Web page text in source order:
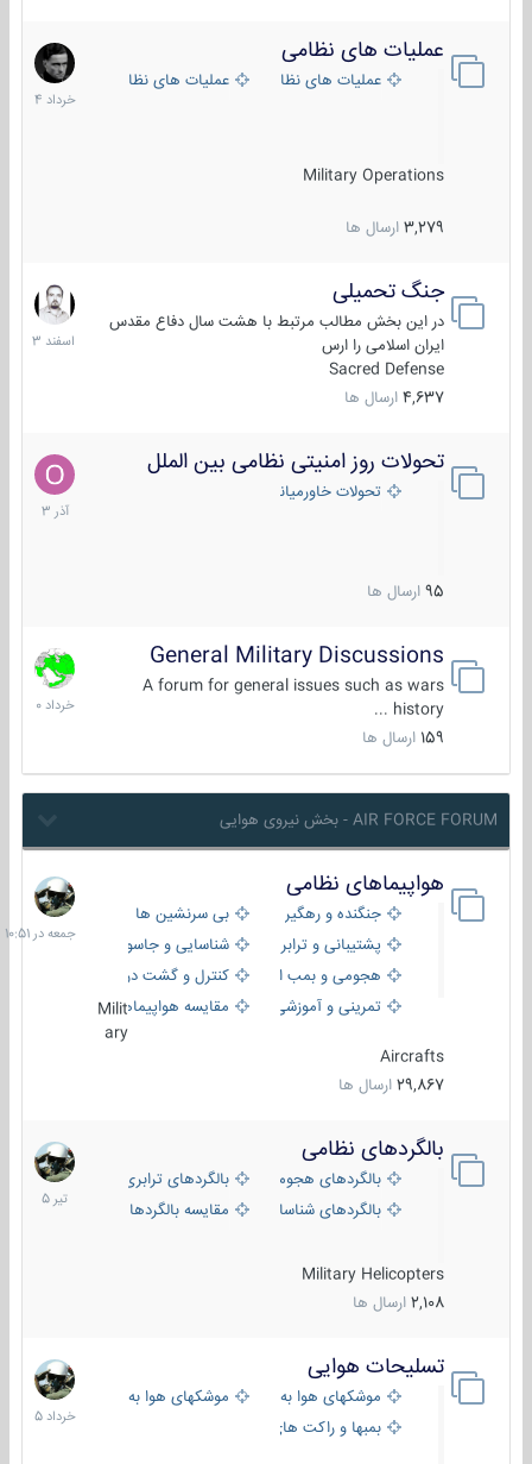
عملیات های نظامی
عملیات های نظامی ایرانعملیات های نظامی خارجی
Military Operations
3,279 ارسال ها
5
خرداد
1404
جنگ تحمیلی
در این بخش مطالب مرتبط با هشت سال دفاع مقدس
ایران اسلامی را ارس
Sacred Defense
4,637 ارسال ها
20
اسفند
1403
تحولات روز امنیتی نظامی بین الملل
تحولات خاورمیانه
95 ارسال ها
21
آذر
1403
General Military Discussions
A forum for general issues such as wars
history ...
159 ارسال ها
10
خرداد
1400
AIR FORCE FORUM - بخش نیروی هوایی
هواپیماهای نظامی
جنگنده و رهگیر
بی سرنشین ها
پشتیبانی و ترابری
شناسایی و جاسوسی
هجومی و بمب افکن
کنترل و گشت دریایی
تمرینی و آموزشی
مقایسه هواپیماهاMilit
ary
Aircrafts
29,867 ارسال ها
جمعه
در
10:51
بالگردهای نظامی
بالگردهای هجومی
بالگردهای ترابری
بالگردهای شناسایی
مقایسه بالگردها
Military Helicopters
2,108 ارسال ها
22
تیر
1405
تسلیحات هوایی
موشکهای هوا به هوا
موشکهای هوا به سطح
بمبها و راکت های هوایی
30
خرداد
1405